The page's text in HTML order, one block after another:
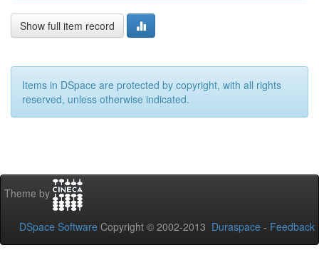
Show full item record
Items in DSpace are protected by copyright, with all rights
reserved, unless otherwise indicated.
Theme by
DSpace Software Copyright © 2002-2013 Duraspace - Feedback